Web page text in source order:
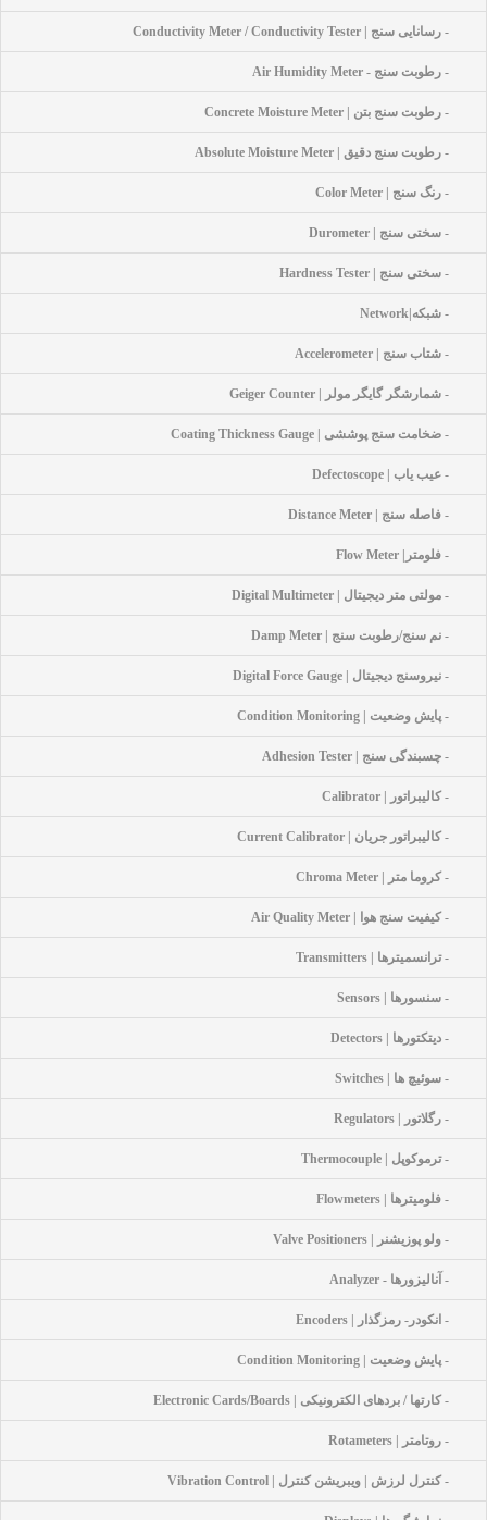
- رسانایی سنج | Conductivity Meter / Conductivity Tester
- رطوبت سنج - Air Humidity Meter
- رطوبت سنج بتن | Concrete Moisture Meter
- رطوبت سنج دقیق | Absolute Moisture Meter
- رنگ سنج | Color Meter
- سختی سنج | Durometer
- سختی سنج | Hardness Tester
- شبکه|network
- شتاب سنج | Accelerometer
- شمارشگر گایگر مولر | Geiger Counter
- ضخامت سنج پوششی | Coating Thickness Gauge
- عیب یاب | Defectoscope
- فاصله سنج | Distance Meter
- فلومتر| Flow Meter
- مولتی متر دیجیتال | Digital Multimeter
- نم سنج/رطوبت سنج | Damp Meter
- نیروسنج دیجیتال | Digital Force Gauge
- پایش وضعیت | Condition Monitoring
- چسبندگی سنج | Adhesion Tester
- کالیبراتور | Calibrator
- کالیبراتور جریان | Current Calibrator
- کروما متر | Chroma Meter
- کیفیت سنج هوا | Air Quality Meter
- ترانسمیترها | Transmitters
- سنسورها | Sensors
- دیتکتورها | Detectors
- سوئیچ ها | Switches
- رگلاتور | Regulators
- ترموکوپل | Thermocouple
- فلومیترها | Flowmeters
- ولو پوزیشنر | Valve Positioners
- آنالیزورها - Analyzer
- انکودر- رمزگذار | Encoders
- پایش وضعیت | Condition Monitoring
- کارتها / بردهای الکترونیکی | Electronic Cards/Boards
- روتامتر | Rotameters
- کنترل لرزش | ویبریشن کنترل | Vibration Control